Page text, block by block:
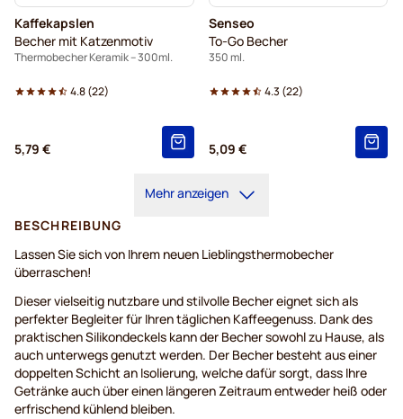
Kaffekapslen
Becher mit Katzenmotiv
Thermobecher Keramik – 300ml.
4.8(22)
5,79 €
Senseo
To-Go Becher
350 ml.
4.3 (22)
5,09 €
Mehr anzeigen
BESCHREIBUNG
Lassen Sie sich von Ihrem neuen Lieblingsthermobecher
überraschen!
Dieser vielseitig nutzbare und stilvolle Becher eignet sich als
perfekter Begleiter für Ihren täglichen Kaffeegenuss. Dank des
praktischen Silikondeckels kann der Becher sowohl zu Hause, als
auch unterwegs genutzt werden. Der Becher besteht aus einer
doppelten Schicht an Isolierung, welche dafür sorgt, dass Ihre
Getränke auch über einen längeren Zeitraum entweder heiß oder
erfrischend kühlend bleiben.